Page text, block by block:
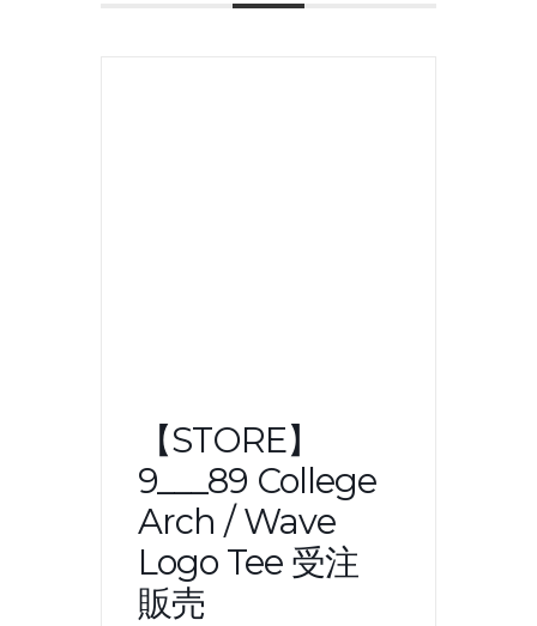
【STORE】
9___89 College
Arch / Wave
Logo Tee 受注
販売